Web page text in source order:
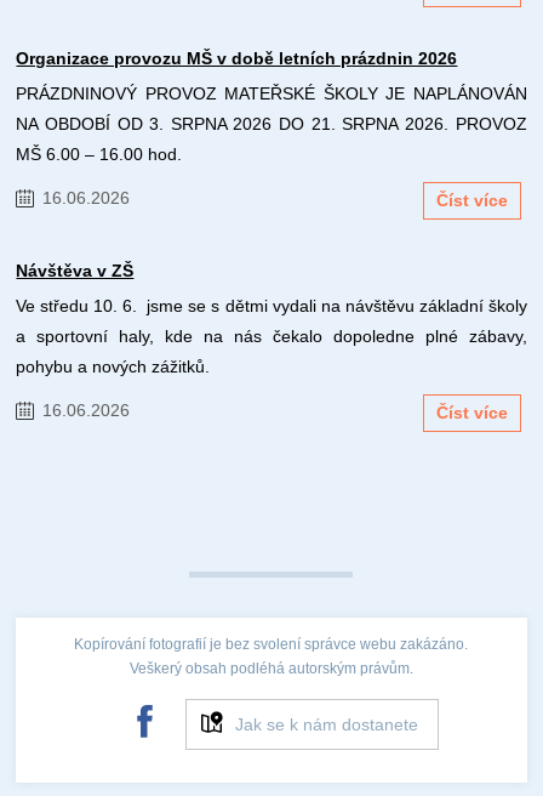
Organizace provozu MŠ v době letních prázdnin 2026
PRÁZDNINOVÝ PROVOZ MATEŘSKÉ ŠKOLY JE NAPLÁNOVÁN
NA OBDOBÍ OD 3. SRPNA 2026 DO 21. SRPNA 2026. PROVOZ
MŠ 6.00 – 16.00 hod.
16.06.2026 Číst více
Návštěva v ZŠ
Ve středu 10. 6. jsme se s dětmi vydali na návštěvu základní školy
a sportovní haly, kde na nás čekalo dopoledne plné zábavy,
pohybu a nových zážitků.
16.06.2026 Číst více
Kopírování fotografií je bez svolení správce webu zakázáno.
Veškerý obsah podléhá autorským právům.
Jak se k nám dostanete